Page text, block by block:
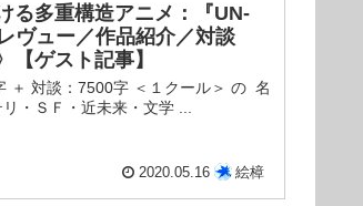
る多重構造アニメ：『UN-
ヴュー／作品紹介／対談
【ゲスト記事】
対談：7500字 ＜１クール＞ の 名
・ＳＦ・近未来・文学 ...
2020.05.16 絵樟